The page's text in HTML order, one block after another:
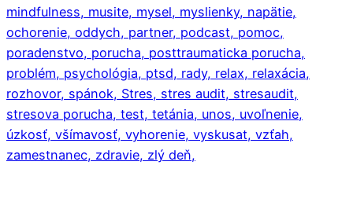
mindfulness, musite, mysel, myslienky, napätie,
ochorenie, oddych, partner, podcast, pomoc,
poradenstvo, porucha, posttraumaticka porucha,
problém, psychológia, ptsd, rady, relax, relaxácia,
rozhovor, spánok, Stres, stres audit, stresaudit,
stresova porucha, test, tetánia, unos, uvoľnenie,
úzkosť, všímavosť, vyhorenie, vyskusat, vzťah,
zamestnanec, zdravie, zlý deň,